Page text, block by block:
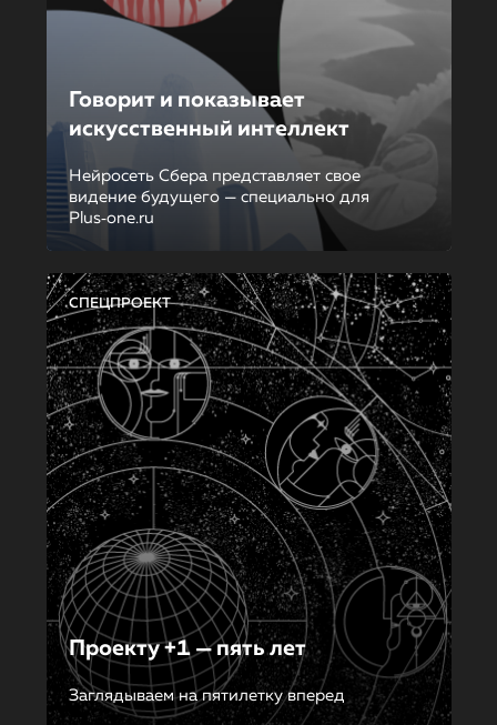
Говорит и показывает
искусственный интеллект
Нейросеть Сбера представляет свое
видение будущего — специально для
Plus‑one.ru
СПЕЦПРОЕКТ
Проекту +1 — пять лет
Заглядываем на пятилетку вперед